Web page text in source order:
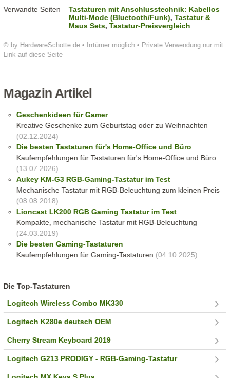
© by HardwareSchotte.de • Irrtümer möglich • Private Verwendung nur mit
Link auf diese Seite
Verwandte Seiten
Tastaturen mit Anschlusstechnik: Kabellos
Multi-Mode (Bluetooth/Funk),Tastatur &
Maus Sets,Tastatur-Preisvergleich
Magazin Artikel
Geschenkideen für Gamer
Kreative Geschenke zum Geburtstag oder zu Weihnachten
(02.12.2024)
Die besten Tastaturen für's Home-Office und Büro
Kaufempfehlungen für Tastaturen für's Home-Office und Büro
(13.07.2026)
Aukey KM-G3 RGB-Gaming-Tastatur im Test
Mechanische Tastatur mit RGB-Beleuchtung zum kleinen Preis
(08.08.2018)
Lioncast LK200 RGB Gaming Tastatur im Test
Kompakte, mechanische Tastatur mit RGB-Beleuchtung
(24.03.2019)
Die besten Gaming-Tastaturen
Kaufempfehlungen für Gaming-Tastaturen (04.10.2025)
Die Top-Tastaturen
Logitech Wireless Combo MK330
Logitech K280e deutsch OEM
Cherry Stream Keyboard 2019
Logitech G213 PRODIGY - RGB-Gaming-Tastatur